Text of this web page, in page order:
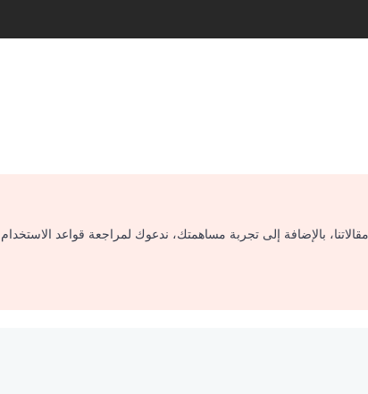
بالإضافة إلى تجربة مساهمتك، ندعوك لمراجعة قواعد الاستخدام